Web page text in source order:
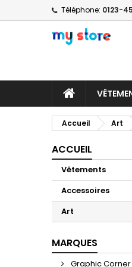
Téléphone: 0123-
Accueil Art
ACCUEIL
Vêtements
Accessoires
Art
MARQUES
Graphic Corner